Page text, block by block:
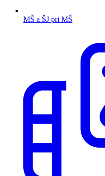
MŠ a ŠJ pri MŠ